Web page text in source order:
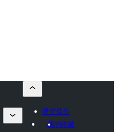
提交插件
我的收藏